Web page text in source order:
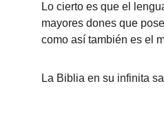
Lo cierto es que el
mayores dones que
como así también es el
La Biblia en su infinita